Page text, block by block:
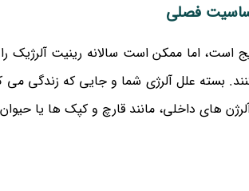
فصلی
است، اما ممکن است سالانه رینیت آلرژیک
بسته علل آلرژی شما و جایی که زندگی
های داخلی، مانند قارچ و کپک ها یا